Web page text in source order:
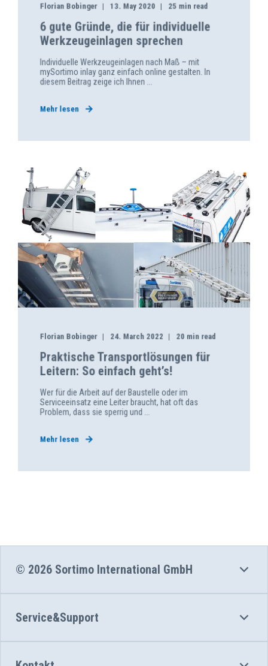
Florian Bobinger 13. May 2020 25 min read
6 gute Gründe, die für individuelle
Werkzeugeinlagen sprechen
Individuelle Werkzeugeinlagen nach Maß – mit
mySortimo inlay ganz einfach online gestalten. In
diesem Beitrag zeige ich Ihnen ...
Mehr lesen
Florian Bobinger 24. March 2022 20 min read
Praktische Transportlösungen für
Leitern: So einfach geht’s!
Wer für die Arbeit auf der Baustelle oder im
Serviceeinsatz eine Leiter braucht, hat oft das
Problem, dass sie sperrig und ...
Mehr lesen
© 2026 Sortimo International GmbH
Service&Support